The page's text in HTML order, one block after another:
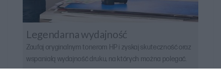
Legendarna wydajność
Zaufaj oryginalnym tonerom HP i zyskaj skuteczność oraz
wspaniałą wydajność druku, na których można polegać.